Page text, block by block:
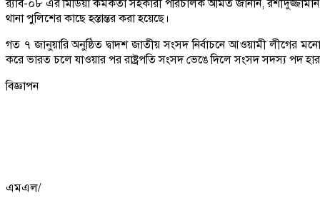
র‍্যাব-০৮ এর মিডিয়া কর্মকর্তা সহকারী পরিচালক অমিত জানান,
থানা পুলিশের কাছে হস্তান্তর করা হয়েছে।
গত ৭ জানুয়ারি অনুষ্ঠিত দ্বাদশ জাতীয় সংসদ নির্বাচনে আওয়ামী লীগের
করে ভারত চলে যাওয়ার পর রাষ্ট্রপতি সংসদ ভেঙে দিলে সংসদ সদস্য পদ
বিজ্ঞাপন
এমএল/